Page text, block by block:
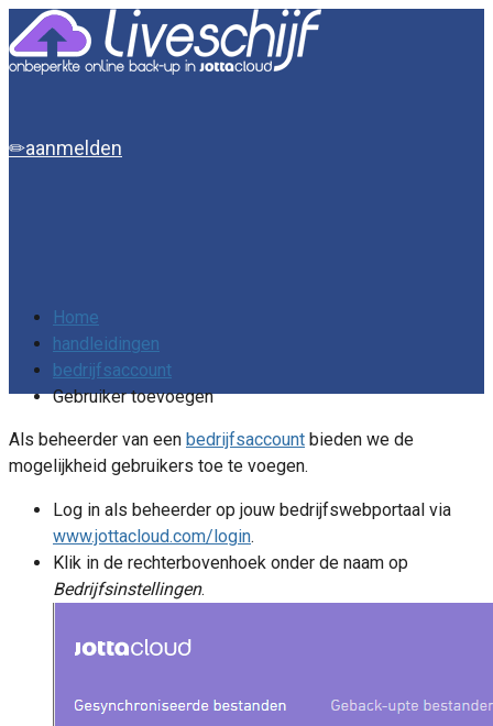
aanmelden
Home
handleidingen
bedrijfsaccount
Gebruiker toevoegen
Als beheerder van een bedrijfsaccount bieden we de
mogelijkheid gebruikers toe te voegen.
Log in als beheerder op jouw bedrijfswebportaal via
www.jottacloud.com/login.
Klik in de rechterbovenhoek onder de naam op
Bedrijfsinstellingen.